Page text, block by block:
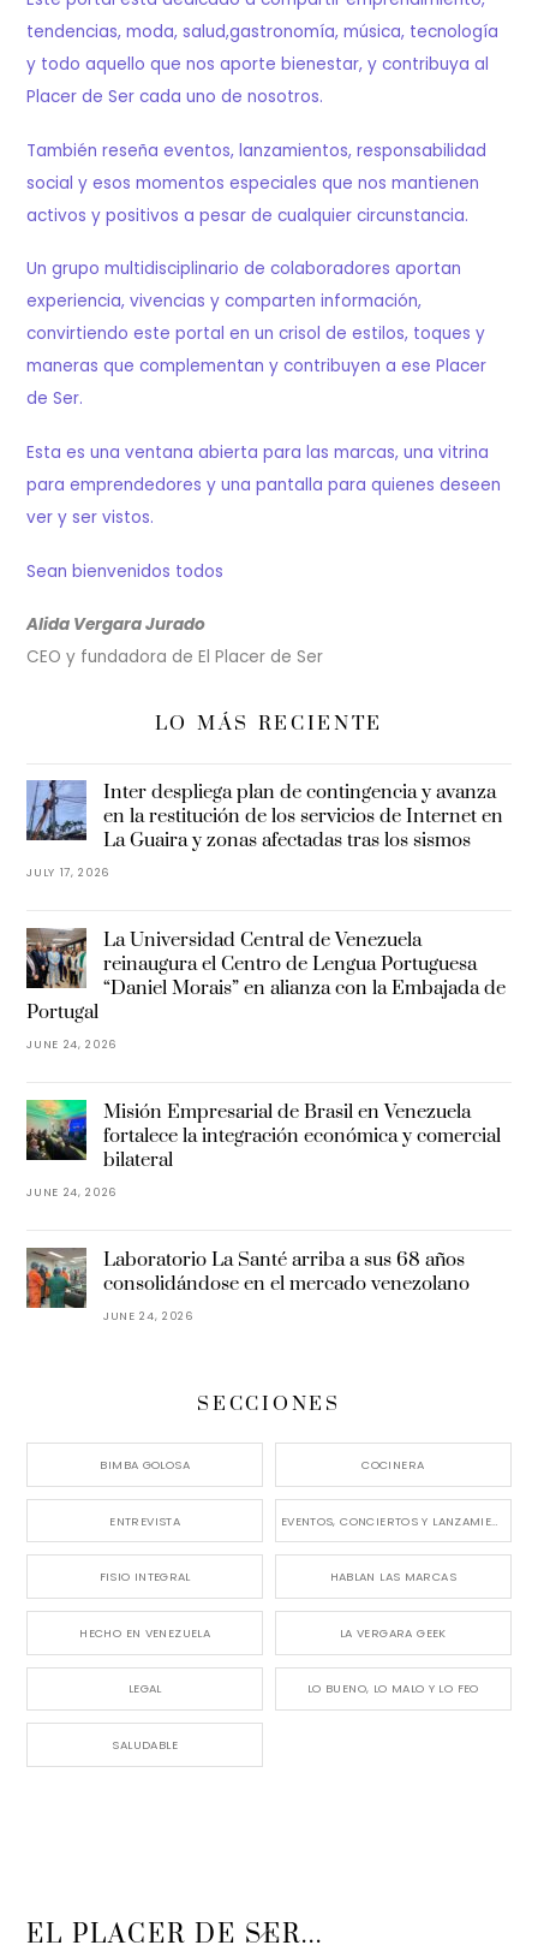
tendencias, moda, salud,gastronomía, música, tecnología
y todo aquello que nos aporte bienestar, y contribuya al
Placer de Ser cada uno de nosotros.
También reseña eventos, lanzamientos, responsabilidad
social y esos momentos especiales que nos mantienen
activos y positivos a pesar de cualquier circunstancia.
Un grupo multidisciplinario de colaboradores aportan
experiencia, vivencias y comparten información,
convirtiendo este portal en un crisol de estilos, toques y
maneras que complementan y contribuyen a ese Placer
de Ser.
Esta es una ventana abierta para las marcas, una vitrina
para emprendedores y una pantalla para quienes deseen
ver y ser vistos.
Sean bienvenidos todos
Alida Vergara Jurado
CEO y fundadora de El Placer de Ser
LO MÁS RECIENTE
Inter despliega plan de contingencia y avanza
en la restitución de los servicios de Internet en
La Guaira y zonas afectadas tras los sismos
JULY 17, 2026
La Universidad Central de Venezuela
reinaugura el Centro de Lengua Portuguesa
“Daniel Morais” en alianza con la Embajada de
Portugal
JUNE 24, 2026
Misión Empresarial de Brasil en Venezuela
fortalece la integración económica y comercial
bilateral
JUNE 24, 2026
Laboratorio La Santé arriba a sus 68 años
consolidándose en el mercado venezolano
JUNE 24, 2026
SECCIONES
BIMBA GOLOSA COCINERA
ENTREVISTA EVENTOS, CONCIERTOS Y LANZAMIENTOS
FISIO INTEGRAL HABLAN LAS MARCAS
HECHO EN VENEZUELA LA VERGARA GEEK
LEGAL LO BUENO, LO MALO Y LO FEO
SALUDABLE
Back
EL PLACER DE SER...